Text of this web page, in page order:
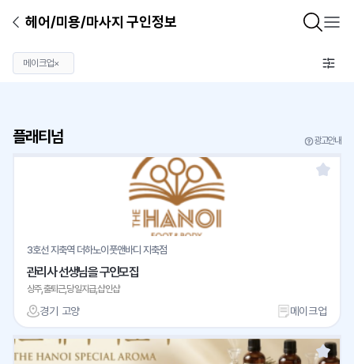
헤어/미용/마사지 구인정보
메이크업×
플래티넘 광고안내
3호선 지축역 더하노이풋앤바디 지축점
관리사 선생님을 구인모집
상주,출퇴근,당일지급,샵인샵
경기 고양 메이크업